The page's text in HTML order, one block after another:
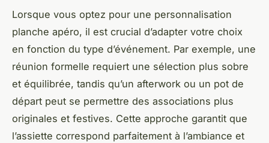
Lorsque vous optez pour une personnalisation
planche apéro, il est crucial d’adapter votre choix
en fonction du type d’événement. Par exemple, une
réunion formelle requiert une sélection plus sobre
et équilibrée, tandis qu’un afterwork ou un pot de
départ peut se permettre des associations plus
originales et festives. Cette approche garantit que
l’assiette correspond parfaitement à l’ambiance et